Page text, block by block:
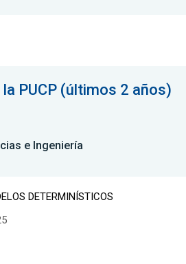
PUCP (últimos 2 años)
e Ingeniería
DETERMINÍSTICOS